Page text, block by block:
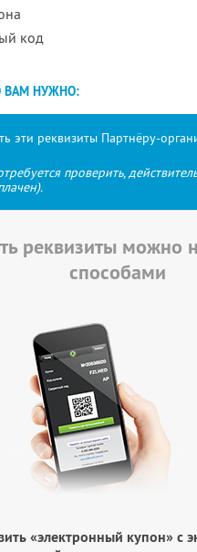
код
ВАМ НУЖНО:
эти реквизиты Партнёру-
проверить,
реквизиты можно
способами
«электронный купон» с